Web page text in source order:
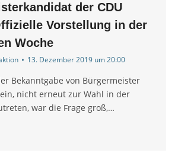
der CDU
Vorstellung in der
Woche
13. Dezember 2019 um 20:00
Bekanntgabe von Bürgermeister
nicht erneut zur Wahl in der
war die Frage groß,…